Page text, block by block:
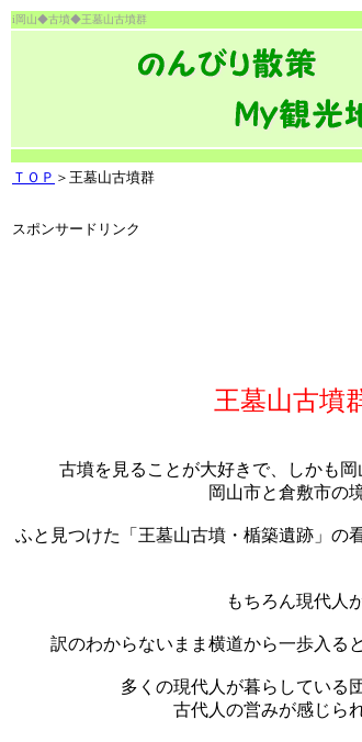
i岡山◆古墳◆王墓山古墳群
ＴＯＰ ＞王墓山古墳群
スポンサードリンク
王墓山古墳
古墳を見ることが大好きで、しかも 岡
岡山市と倉敷市の
ふと見つけた「 王墓山古墳 ・楯築遺跡」の
もちろん現代人
訳のわからないまま横道から一歩入る
多くの現代人が暮らしている
古代人の営みが感じら